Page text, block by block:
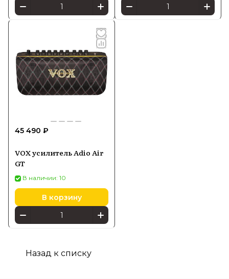
45 490 ₽
VOX усилитель Adio Air
GT
В наличии: 10
В корзину
Назад к списку